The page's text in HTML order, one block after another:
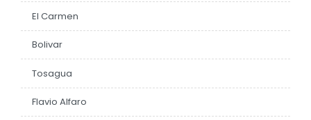
EJECUCIÓN PRESUPUESTARIA
Información Presupuestaria
Procesos de contratación
SOPORTE INSTITUCIONAL
El Carmen
Bolivar
Tosagua
Flavio Alfaro